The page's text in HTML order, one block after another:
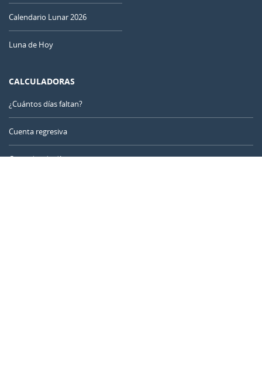
Calendario Lunar 2026
Luna de Hoy
CALCULADORAS
¿Cuántos días faltan?
Cuenta regresiva
Contador de días